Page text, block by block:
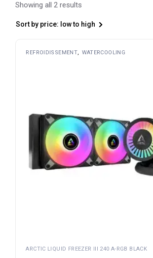
Showing all 2 results
Sort by price: low to high
REFROIDISSEMENT WATERCOOLING
ARCTIC LIQUID FREEZER III 240 A-RGB BLACK